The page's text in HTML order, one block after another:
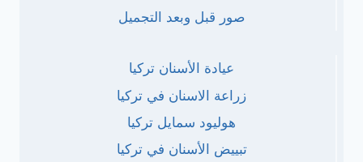
صور قبل وبعد التجميل
عيادة الأسنان تركيا
زراعة الاسنان في تركيا
هوليود سمايل تركيا
تبييض الأسنان في تركيا